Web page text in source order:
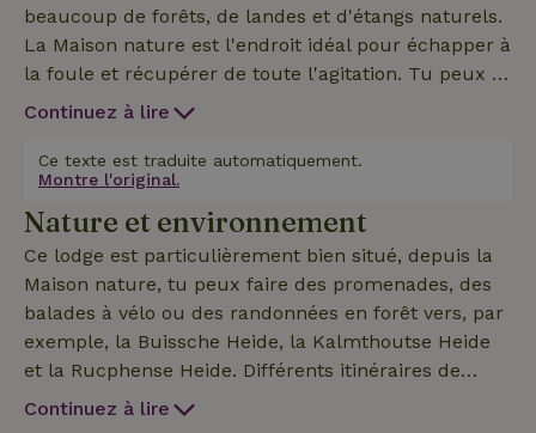
beaucoup de forêts, de landes et d'étangs naturels.
La Maison nature est l'endroit idéal pour échapper à
la foule et récupérer de toute l'agitation. Tu peux y
profiter du calme et de l'espace. Tu peux
renards, les chouettes hulotte et effraie sont des
hôtes réguliers et on peut voir tous les jours des
cerfs et des écureuils près du gîte. Il est également
toujours amusant pour les amoureux de la nature
d'observer les lièvres qui jouent dans les prés. Le
logement dispose d'un salon et d'une cuisine, d'une
salle de bain (linge de bain inclus), d'une chambre
(linge de lit inclus) et d'une terrasse. Le lodge est
Continuez à lire
Ce texte est traduite automatiquement.
Montre l'original.
Nature et environnement
Ce lodge est particulièrement bien situé, depuis la
Maison nature, tu peux faire des promenades, des
balades à vélo ou des randonnées en forêt vers, par
exemple, la Buissche Heide, la Kalmthoutse Heide
et la Rucphense Heide. Différents itinéraires de
randonnée et de cyclisme dans les environs
Continuez à lire